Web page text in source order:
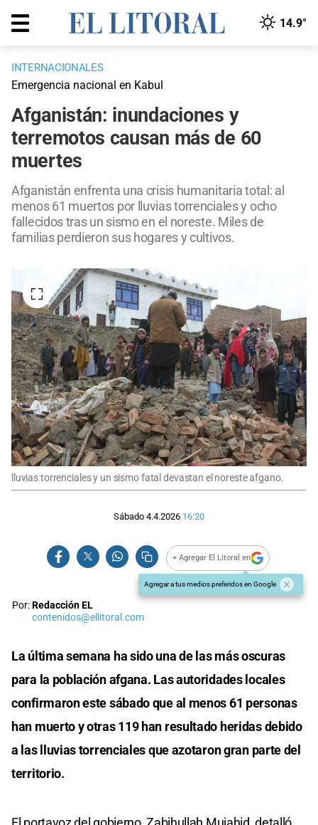
14.9°
INTERNACIONALES
Emergencia nacional en Kabul
Afganistán: inundaciones y
terremotos causan más de 60
muertes
Afganistán enfrenta una crisis humanitaria total: al
menos 61 muertos por lluvias torrenciales y ocho
fallecidos tras un sismo en el noreste. Miles de
familias perdieron sus hogares y cultivos.
lluvias torrenciales y un sismo fatal devastan el noreste afgano.
Sábado 4.4.2026 16:20
+ Agregar El Litoral en
Agregar a tus medios preferidos en Google
Por:Redacción EL
contenidos@ellitoral.com
La última semana ha sido una de las más oscuras
para la población afgana. Las autoridades locales
confirmaron este sábado que al menos 61 personas
han muerto y otras 119 han resultado heridas debido
a las lluvias torrenciales que azotaron gran parte del
territorio.